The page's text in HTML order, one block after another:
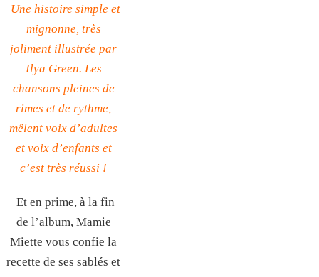
Une histoire simple et
mignonne, très
joliment illustrée par
Ilya Green. Les
chansons pleines de
rimes et de rythme,
mêlent voix d’adultes
et voix d’enfants et
c’est très réussi !
Et en prime, à la fin
de l’album, Mamie
Miette vous confie la
recette de ses sablés et